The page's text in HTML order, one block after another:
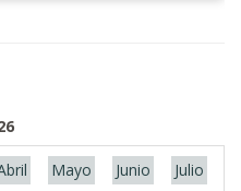
Mayo Junio Julio